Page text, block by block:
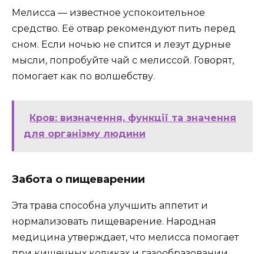
Мелисса — известное успокоительное
средство. Её отвар рекомендуют пить перед
сном. Если ночью не спится и лезут дурные
мысли, попробуйте чай с мелиссой. Говорят,
помогает как по волшебству.
Кров: визначення, функції та значення
для організму людини
Забота о пищеварении
Эта трава способна улучшить аппетит и
нормализовать пищеварение. Народная
медицина утверждает, что мелисса помогает